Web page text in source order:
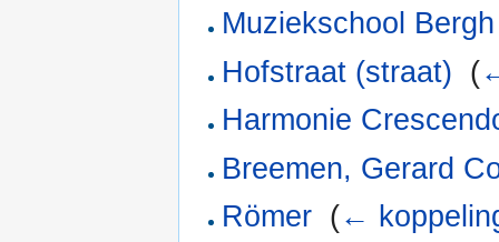
Muziekschool Bergh
Hofstraat (straat) (
Harmonie
Breemen, Gerard
Römer (←